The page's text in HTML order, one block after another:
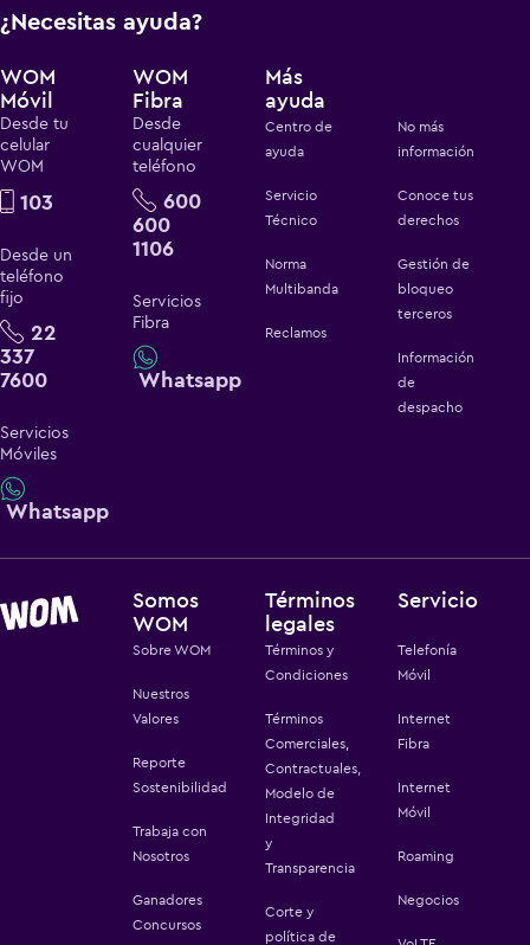
¿Necesitas ayuda?
WOM
Móvil
Desde tu
celular
WOM
103
Desde un
teléfono
fijo
22
337
7600
Servicios
Móviles
Whatsapp
WOM
Fibra
Desde
cualquier
teléfono
600
600
1106
Servicios
Fibra
Whatsapp
Más
ayuda
Centro de
ayuda
Servicio
Técnico
Norma
Multibanda
Reclamos
No más
información
Conoce tus
derechos
Gestión de
bloqueo
terceros
Información
de
despacho
Somos
WOM
Sobre WOM
Nuestros
Valores
Reporte
Sostenibilidad
Trabaja con
Nosotros
Ganadores
Concursos
Términos
legales
Términos y
Condiciones
Términos
Comerciales,
Contractuales,
Modelo de
Integridad
y
Transparencia
Corte y
política de
Servicio
Telefonía
Móvil
Internet
Fibra
Internet
Móvil
Roaming
Negocios